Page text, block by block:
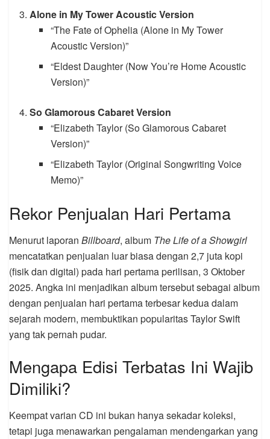
Alone in My Tower Acoustic Version
“The Fate of Ophelia (Alone in My Tower
Acoustic Version)”
“Eldest Daughter (Now You’re Home Acoustic
Version)”
So Glamorous Cabaret Version
“Elizabeth Taylor (So Glamorous Cabaret
Version)”
“Elizabeth Taylor (Original Songwriting Voice
Memo)”
Rekor Penjualan Hari Pertama
Menurut laporan Billboard, album The Life of a Showgirl
mencatatkan penjualan luar biasa dengan 2,7 juta kopi
(fisik dan digital) pada hari pertama perilisan, 3 Oktober
2025. Angka ini menjadikan album tersebut sebagai album
dengan penjualan hari pertama terbesar kedua dalam
sejarah modern, membuktikan popularitas Taylor Swift
yang tak pernah pudar.
Mengapa Edisi Terbatas Ini Wajib
Dimiliki?
Keempat varian CD ini bukan hanya sekadar koleksi,
tetapi juga menawarkan pengalaman mendengarkan yang